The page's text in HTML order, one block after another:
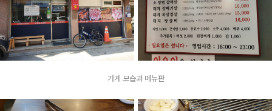
가게 모습과 메뉴판